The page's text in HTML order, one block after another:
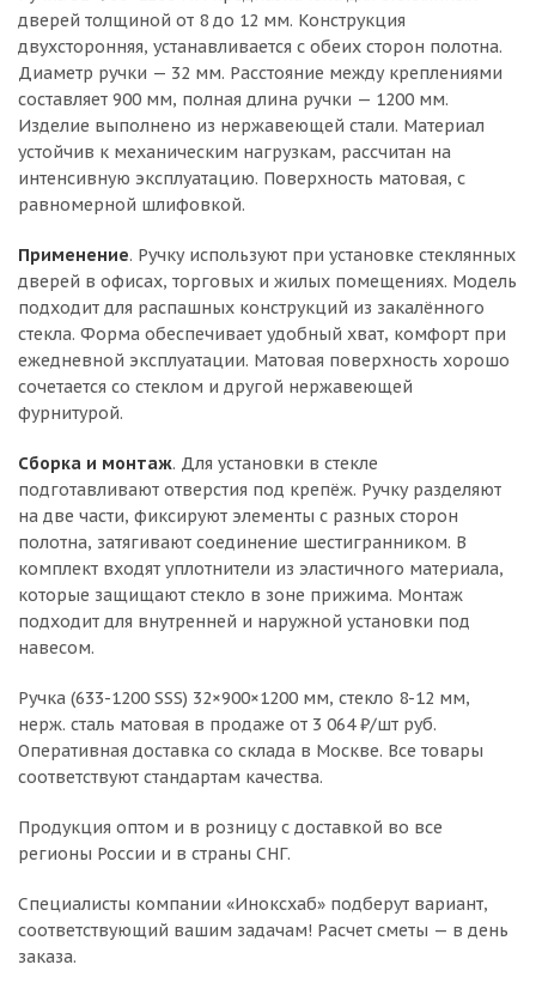
дверей толщиной от 8 до 12 мм. Конструкция
двухсторонняя, устанавливается с обеих сторон полотна.
Диаметр ручки — 32 мм. Расстояние между креплениями
составляет 900 мм, полная длина ручки — 1200 мм.
Изделие выполнено из нержавеющей стали. Материал
устойчив к механическим нагрузкам, рассчитан на
интенсивную эксплуатацию. Поверхность матовая, с
равномерной шлифовкой.
Применение. Ручку используют при установке стеклянных
дверей в офисах, торговых и жилых помещениях. Модель
подходит для распашных конструкций из закалённого
стекла. Форма обеспечивает удобный хват, комфорт при
ежедневной эксплуатации. Матовая поверхность хорошо
сочетается со стеклом и другой нержавеющей
фурнитурой.
Сборка и монтаж. Для установки в стекле
подготавливают отверстия под крепёж. Ручку разделяют
на две части, фиксируют элементы с разных сторон
полотна, затягивают соединение шестигранником. В
комплект входят уплотнители из эластичного материала,
которые защищают стекло в зоне прижима. Монтаж
подходит для внутренней и наружной установки под
навесом.
Ручка (633-1200 SSS) 32×900×1200 мм, стекло 8-12 мм,
нерж. сталь матовая в продаже от 3 064 ₽/шт руб.
Оперативная доставка со склада в Москве. Все товары
соответствуют стандартам качества.
Продукция оптом и в розницу с доставкой во все
регионы России и в страны СНГ.
Специалисты компании «Иноксхаб» подберут вариант,
соответствующий вашим задачам! Расчет сметы — в день
заказа.